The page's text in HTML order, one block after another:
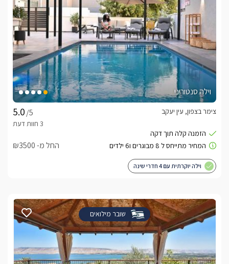
וילה סנטוריני
/5
צימר בצפון, עין יעקב
החל מ- ₪3500
וילה יוקרתית עם 4 חדרי שינה
שובר מילואים